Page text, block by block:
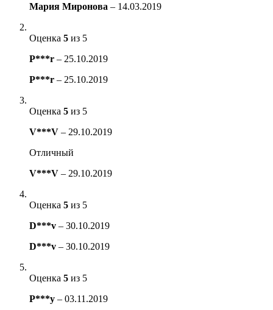
Мария Миронова – 14.03.2019
Оценка 5 из 5
P***r – 25.10.2019
P***r – 25.10.2019
Оценка 5 из 5
V***V – 29.10.2019
Отличный
V***V – 29.10.2019
Оценка 5 из 5
D***v – 30.10.2019
D***v – 30.10.2019
Оценка 5 из 5
P***y – 03.11.2019